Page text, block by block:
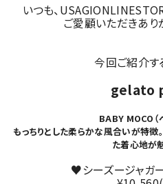
いつも、
ご愛顧いただきあり
今回ご紹介
gelato
BABY MOCO
もっちりとした柔らかな風合いが特
た着心地が
♥シーズージャガ